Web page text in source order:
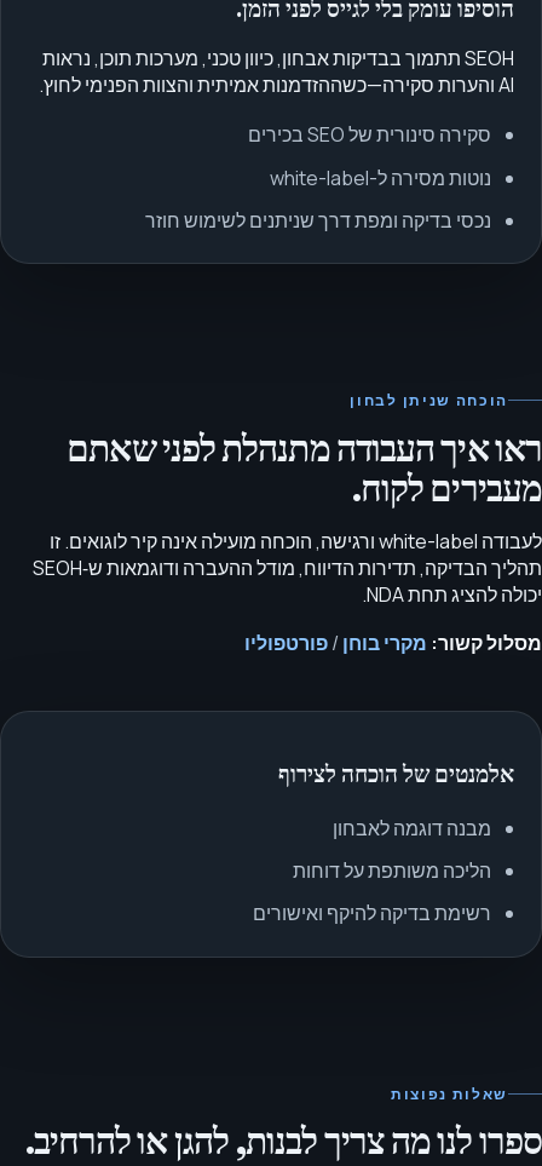
הוסיפו עומק בלי לגייס לפני הזמן.
SEOH תתמוך בבדיקות אבחון, כיוון טכני, מערכות תוכן, נראות
AI והערות סקירה—כשההזדמנות אמיתית והצוות הפנימי לחוץ.
סקירה סינורית של SEO בכירים
נוטות מסירה ל-white-label
נכסי בדיקה ומפת דרך שניתנים לשימוש חוזר
הוכחה שניתן לבחון
ראו איך העבודה מתנהלת לפני שאתם
מעבירים לקוח.
לעבודה white-label ורגישה, הוכחה מועילה אינה קיר לוגואים. זו
תהליך הבדיקה, תדירות הדיווח, מודל ההעברה ודוגמאות ש‑SEOH
יכולה להציג תחת NDA.
מסלול קשור: מקרי בוחן /פורטפוליו
אלמנטים של הוכחה לצירוף
מבנה דוגמה לאבחון
הליכה משותפת על דוחות
רשימת בדיקה להיקף ואישורים
שאלות נפוצות
ספרו לנו מה צריך לבנות, להגן או להרחיב.